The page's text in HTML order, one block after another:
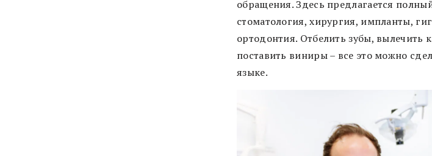
обращения. Здесь предлагается
стоматология, хирургия, импланты,
ортодонтия. Отбелить зубы, вылечить
поставить виниры – все это можно
языке.